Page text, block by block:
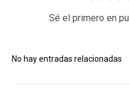
Sé el primero en
No hay entradas relacionadas